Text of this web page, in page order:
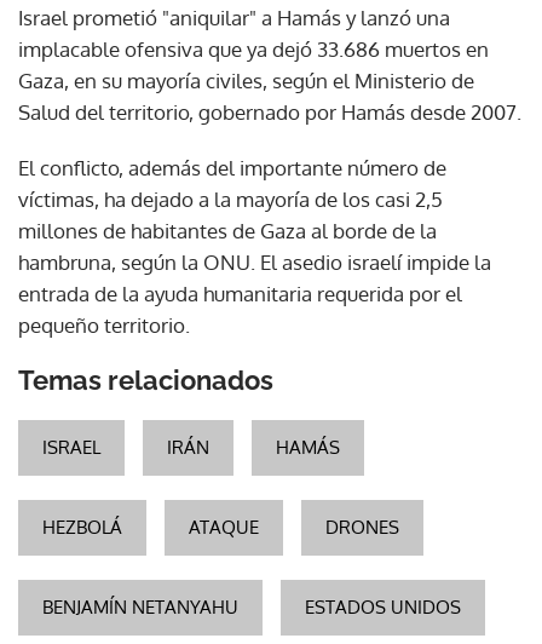
Israel prometió "aniquilar" a Hamás y lanzó una
implacable ofensiva que ya dejó 33.686 muertos en
Gaza, en su mayoría civiles, según el Ministerio de
Salud del territorio, gobernado por Hamás desde 2007.
El conflicto, además del importante número de
víctimas, ha dejado a la mayoría de los casi 2,5
millones de habitantes de Gaza al borde de la
hambruna, según la ONU. El asedio israelí impide la
entrada de la ayuda humanitaria requerida por el
pequeño territorio.
Temas relacionados
ISRAEL IRÁN HAMÁS
HEZBOLÁ ATAQUE DRONES
BENJAMÍN NETANYAHU ESTADOS UNIDOS